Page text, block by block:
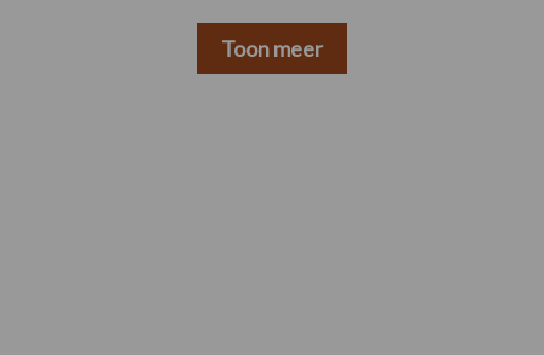
Toon meer